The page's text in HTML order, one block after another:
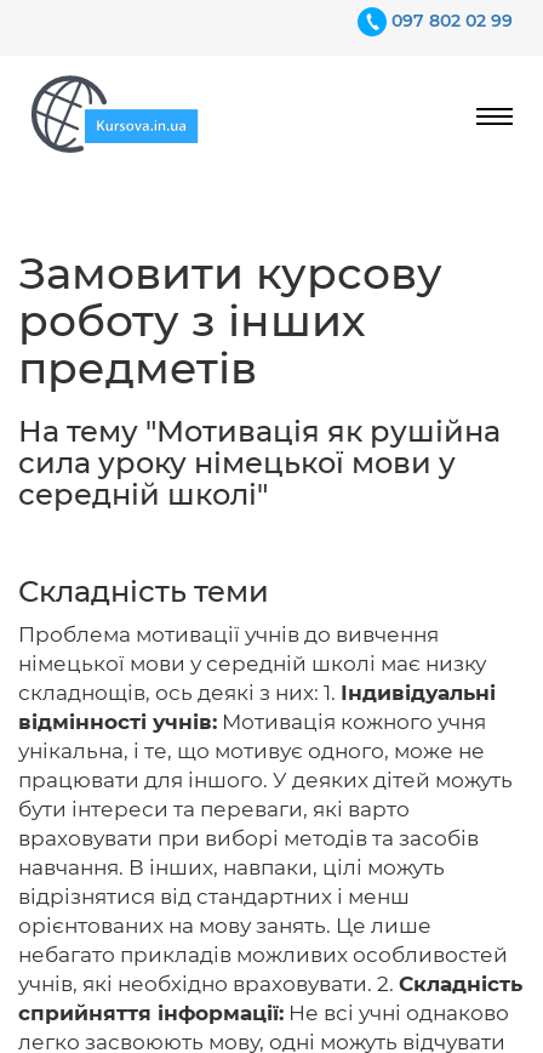
097 802 02 99
Замовити курсову
роботу з інших
предметів
На тему "Мотивація як рушійна
сила уроку німецької мови у
середній школі"
Складність теми
Проблема мотивації учнів до вивчення
німецької мови у середній школі має низку
складнощів, ось деякі з них: 1. Індивідуальні
відмінності учнів: Мотивація кожного учня
унікальна, і те, що мотивує одного, може не
працювати для іншого. У деяких дітей можуть
бути інтереси та переваги, які варто
враховувати при виборі методів та засобів
навчання. В інших, навпаки, цілі можуть
відрізнятися від стандартних і менш
орієнтованих на мову занять. Це лише
небагато прикладів можливих особливостей
учнів, які необхідно враховувати. 2. Складність
сприйняття інформації: Не всі учні однаково
легко засвоюють мову, одні можуть відчувати
Гарантії
Відгуки
Контакти
Головна
Авторам
Умови
Вхiд